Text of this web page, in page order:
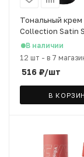
Тональный крем
Collection Satin
т.03 бежево-
мл
В наличии
12 шт - в 7
516 ₽/шт
В